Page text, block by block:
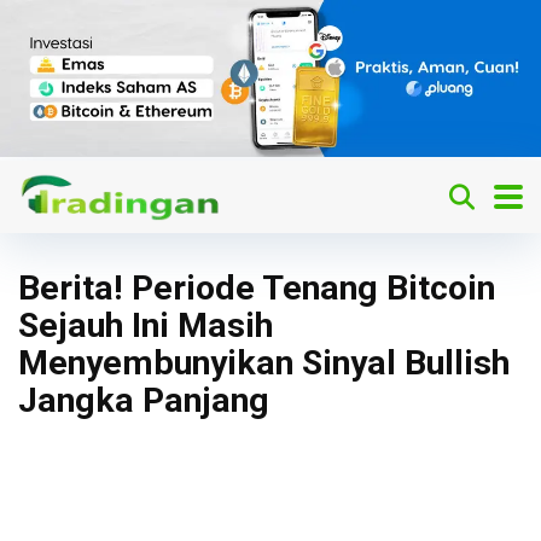
Berita! Periode Tenang Bitcoin
Sejauh Ini Masih
Menyembunyikan Sinyal Bullish
Jangka Panjang